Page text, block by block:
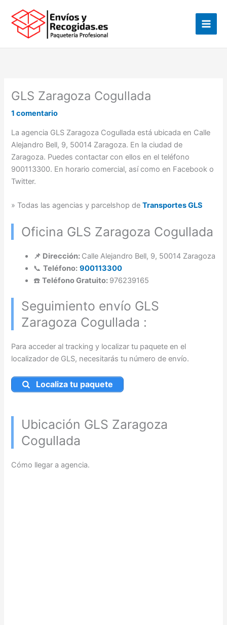
contenido
GLS Zaragoza Cogullada
1 comentario
La agencia GLS Zaragoza Cogullada está ubicada en Calle
Alejandro Bell, 9, 50014 Zaragoza. En la ciudad de
Zaragoza. Puedes contactar con ellos en el teléfono
900113300. En horario comercial, así como en Facebook o
Twitter.
» Todas las agencias y parcelshop deTransportes GLS
Oficina GLS Zaragoza Cogullada
📌 Dirección: Calle Alejandro Bell, 9, 50014 Zaragoza
📞Teléfono: 900113300
☎️Teléfono Gratuito: 976239165
Seguimiento envío GLS
Zaragoza Cogullada :
Para acceder al tracking y localizar tu paquete en el
localizador de GLS, necesitarás tu número de envío.
Localiza tu paquete
Ubicación GLS Zaragoza
Cogullada
Cómo llegar a agencia.